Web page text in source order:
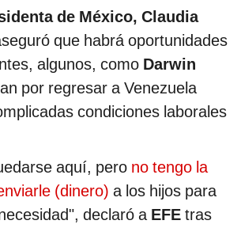
de México, Claudia
que habrá oportunidades
algunos, como Darwin
por regresar a Venezuela
condiciones laborales
aquí, pero no tengo la
(dinero) a los hijos para
declaró a EFE tras